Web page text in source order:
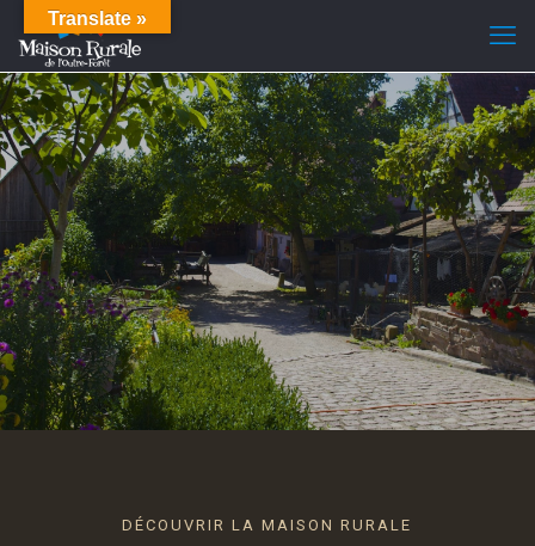
DÉCOUVRIR LA MAISON RURALE
Translate »